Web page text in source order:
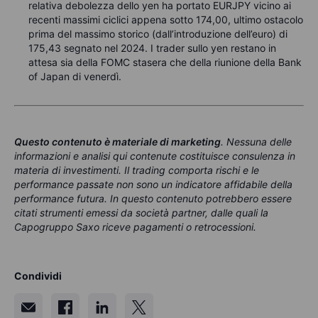
relativa debolezza dello yen ha portato EURJPY vicino ai
recenti massimi ciclici appena sotto 174,00, ultimo ostacolo
prima del massimo storico (dall’introduzione dell’euro) di
175,43 segnato nel 2024. I trader sullo yen restano in
attesa sia della FOMC stasera che della riunione della Bank
of Japan di venerdì.
Questo contenuto è materiale di marketing. Nessuna delle
informazioni e analisi qui contenute costituisce consulenza in
materia di investimenti. Il trading comporta rischi e le
performance passate non sono un indicatore affidabile della
performance futura. In questo contenuto potrebbero essere
citati strumenti emessi da società partner, dalle quali la
Capogruppo Saxo riceve pagamenti o retrocessioni.
Condividi